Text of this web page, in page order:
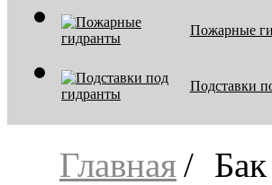
Пожарные
Подставки
Главная